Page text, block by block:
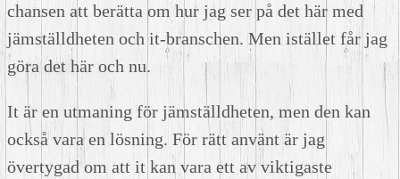
chansen att berätta om hur jag ser på det här med
jämställdheten och it-branschen. Men istället får jag
göra det här och nu.
It är en utmaning för jämställdheten, men den kan
också vara en lösning. För rätt använt är jag
övertygad om att it kan vara ett av viktigaste